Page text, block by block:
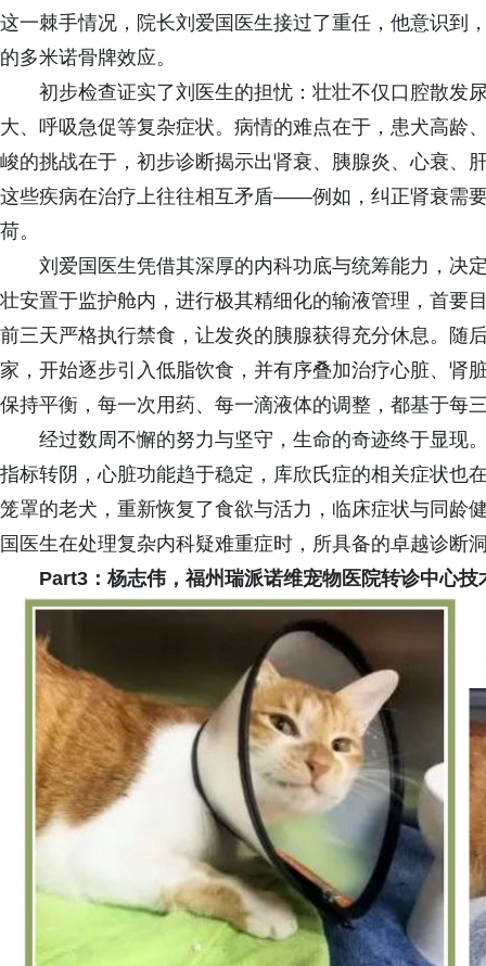
这一棘手情况，院长刘爱国医生接过了重任，他意识到
的多米诺骨牌效应。
初步检查证实了刘医生的担忧：壮壮不仅口腔散发
大、呼吸急促等复杂症状。病情的难点在于，患犬高龄
峻的挑战在于，初步诊断揭示出肾衰、胰腺炎、心衰、
这些疾病在治疗上往往相互矛盾——例如，纠正肾衰需
荷。
刘爱国医生凭借其深厚的内科功底与统筹能力，决
壮安置于监护舱内，进行极其精细化的输液管理，首要
前三天严格执行禁食，让发炎的胰腺获得充分休息。随
家，开始逐步引入低脂饮食，并有序叠加治疗心脏、肾
保持平衡，每一次用药、每一滴液体的调整，都基于每
经过数周不懈的努力与坚守，生命的奇迹终于显现
指标转阴，心脏功能趋于稳定，库欣氏症的相关症状也
笼罩的老犬，重新恢复了食欲与活力，临床症状与同龄
国医生在处理复杂内科疑难重症时，所具备的卓越诊断
Part3：杨志伟，福州瑞派诺维宠物医院转诊中心技